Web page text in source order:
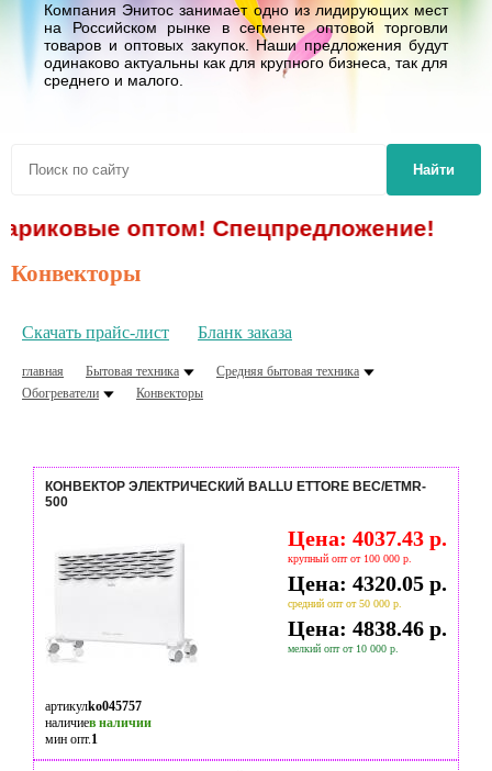
Компания Энитос занимает одно из лидирующих мест
на Российском рынке в сегменте оптовой торговли
товаров и оптовых закупок. Наши предложения будут
одинаково актуальны как для крупного бизнеса, так для
среднего и малого.
Найти
оптом! Спецпредложение!
Конвекторы
Скачать прайс-лист Бланк заказа
главная Бытовая техника
Средняя бытовая техника
Обогреватели
Конвекторы
КОНВЕКТОР ЭЛЕКТРИЧЕСКИЙ BALLU ETTORE BEC/ETMR-
500
Цена: 4037.43 р.
крупный опт от 100 000 р.
Цена: 4320.05 р.
средний опт от 50 000 р.
Цена: 4838.46 р.
мелкий опт от 10 000 р.
артикулko045757
наличиев наличии
мин опт.1